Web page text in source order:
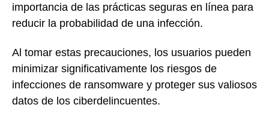
importancia de las prácticas seguras en línea para
reducir la probabilidad de una infección.
Al tomar estas precauciones, los usuarios pueden
minimizar significativamente los riesgos de
infecciones de ransomware y proteger sus valiosos
datos de los ciberdelincuentes.